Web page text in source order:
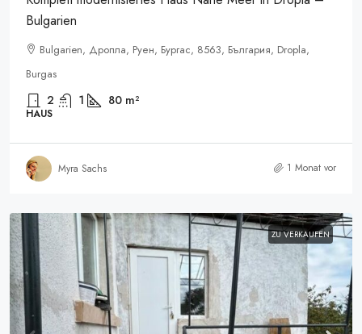
Bulgarien
Bulgarien, Дропла, Руен, Бургас, 8563, България, Dropla,
Burgas
2 1 80 m²
HAUS
Myra Sachs 1 Monat vor
ZU VERKAUFEN